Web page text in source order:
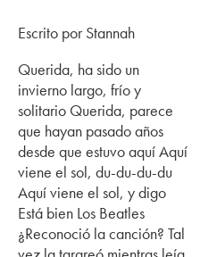
Escrito por Stannah
Querida, ha sido un
invierno largo, frío y
solitario Querida, parece
que hayan pasado años
desde que estuvo aquí Aquí
viene el sol, du-du-du-du
Aquí viene el sol, y digo
Está bien Los Beatles
¿Reconoció la canción? Tal